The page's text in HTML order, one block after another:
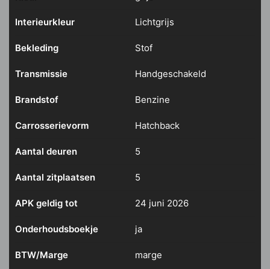
Interieurkleur Lichtgrijs
Bekleding Stof
Transmissie Handgeschakeld
Brandstof Benzine
Carrosserievorm Hatchback
Aantal deuren 5
Aantal zitplaatsen 5
APK geldig tot 24 juni 2026
Onderhoudsboekje ja
BTW/Marge marge